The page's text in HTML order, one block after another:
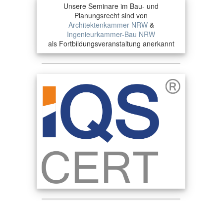
Unsere Seminare im Bau- und
Planungsrecht sind von
Architektenkammer NRW&
Ingenieurkammer-Bau NRW
als Fortbildungsveranstaltung anerkannt